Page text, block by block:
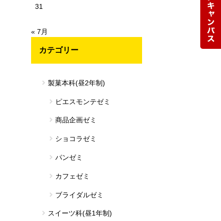
31
« 7月
カテゴリー
製菓本科(昼2年制)
ピエスモンテゼミ
商品企画ゼミ
ショコラゼミ
パンゼミ
カフェゼミ
ブライダルゼミ
スイーツ科(昼1年制)